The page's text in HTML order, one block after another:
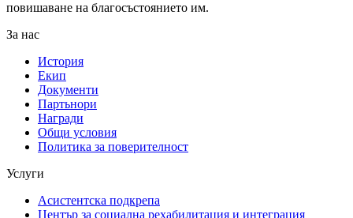
повишаване на благосъстоянието им.
За нас
История
Екип
Документи
Партьнори
Награди
Общи условия
Политика за поверителност
Услуги
Асистентска подкрепа
Център за социална рехабилитация и интеграция